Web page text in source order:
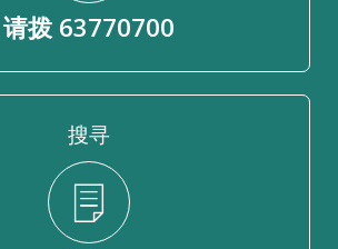
请拨 63770700
搜寻